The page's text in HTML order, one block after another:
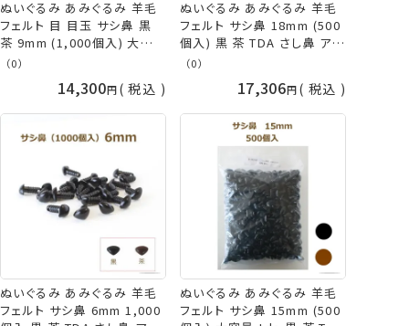
ぬいぐるみ あみぐるみ 羊毛
フェルト 目 目玉 サシ鼻 黒
茶 9mm (1,000個入) 大容
量 TDA アニマルノーズ パー
くまの鼻 さし鼻 さし目 プラ
スチックアイ 取寄せ商品 手
芸の山久
（0）
14,300 税込
ぬいぐるみ あみぐるみ 羊毛
フェルト サシ鼻 18mm (500
個入) 黒 茶 TDA さし鼻 アニ
マルノーズ パーツ イヌ クマ
し目 取り寄せ商品 手芸の山
久
（0）
17,306 税込
ぬいぐるみ あみぐるみ 羊毛
フェルト サシ鼻 6mm 1,000
ぬいぐるみ あみぐるみ 羊毛
フェルト サシ鼻 15mm (500